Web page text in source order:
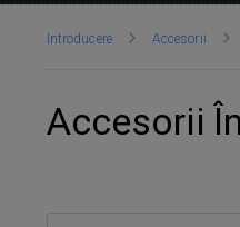
Vă
Introducere Accesorii
Accesorii